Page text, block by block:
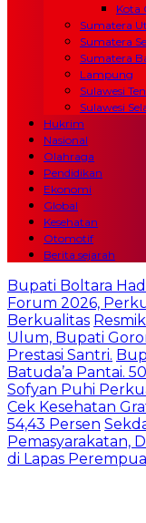
Kota
Sumatera
Sumatera
Sumatera
Lampung
Sulawesi
Sulawesi
Hukrim
Nasional
Olahraga
Pendidikan
Ekonomi
Global
Kesehatan
Otomotif
Berita sejarah
Bupati Boltara
Forum 2026,
Berkualitas
Ulum, Bupati
Prestasi Santri.
Batuda’a Pantai.
Sofyan Puhi
Cek Kesehatan
54,43 Persen
Pemasyarakatan,
di Lapas